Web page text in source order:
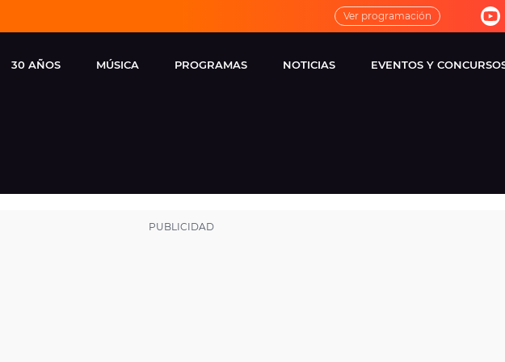
Ver programación
30 AÑOS MÚSICA
FM
PROGRAMAS
VIRALES
NOTICIAS EVENTOS Y